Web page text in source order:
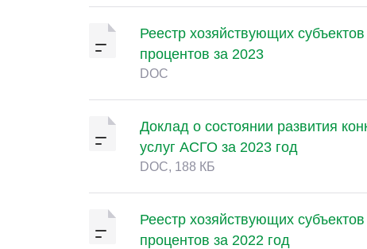
Реестр хозяйствующих
процентов за 2023
DOC
Доклад о состоянии развития
услуг АСГО за 2023 год
DOC, 188 КБ
Реестр хозяйствующих
процентов за 2022 год